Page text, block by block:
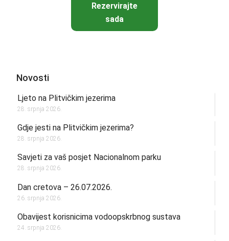
Rezervirajte
sada
Novosti
Ljeto na Plitvičkim jezerima
28. srpnja 2026.
Gdje jesti na Plitvičkim jezerima?
28. srpnja 2026.
Savjeti za vaš posjet Nacionalnom parku
28. srpnja 2026.
Dan cretova – 26.07.2026.
26. srpnja 2026.
Obavijest korisnicima vodoopskrbnog sustava
24. srpnja 2026.